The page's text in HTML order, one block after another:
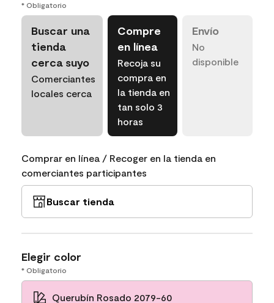
* Obligatorio
Buscar una
tienda
cerca suyo
Comerciantes
locales cerca
Compre
en línea
Recoja su
compra en
la tienda en
tan solo 3
horas
Envío
No
disponible
Comprar en línea / Recoger en la tienda en
comerciantes participantes
Buscar tienda
Elegir color
* Obligatorio
Querubín Rosado 2079-60